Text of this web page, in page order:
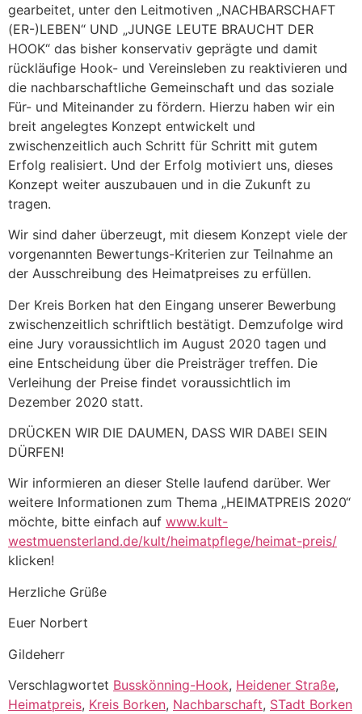
gearbeitet, unter den Leitmotiven „NACHBARSCHAFT
(ER-)LEBEN“ UND „JUNGE LEUTE BRAUCHT DER
HOOK“ das bisher konservativ geprägte und damit
rückläufige Hook- und Vereinsleben zu reaktivieren und
die nachbarschaftliche Gemeinschaft und das soziale
Für- und Miteinander zu fördern. Hierzu haben wir ein
breit angelegtes Konzept entwickelt und
zwischenzeitlich auch Schritt für Schritt mit gutem
Erfolg realisiert. Und der Erfolg motiviert uns, dieses
Konzept weiter auszubauen und in die Zukunft zu
tragen.
Wir sind daher überzeugt, mit diesem Konzept viele der
vorgenannten Bewertungs-Kriterien zur Teilnahme an
der Ausschreibung des Heimatpreises zu erfüllen.
Der Kreis Borken hat den Eingang unserer Bewerbung
zwischenzeitlich schriftlich bestätigt. Demzufolge wird
eine Jury voraussichtlich im August 2020 tagen und
eine Entscheidung über die Preisträger treffen. Die
Verleihung der Preise findet voraussichtlich im
Dezember 2020 statt.
DRÜCKEN WIR DIE DAUMEN, DASS WIR DABEI SEIN
DÜRFEN!
Wir informieren an dieser Stelle laufend darüber. Wer
weitere Informationen zum Thema „HEIMATPREIS 2020“
möchte, bitte einfach auf www.kult-
westmuensterland.de/kult/heimatpflege/heimat-preis/
klicken!
Herzliche Grüße
Euer Norbert
Gildeherr
Verschlagwortet Busskönning-Hook, Heidener Straße,
Heimatpreis, Kreis Borken, Nachbarschaft, STadt Borken